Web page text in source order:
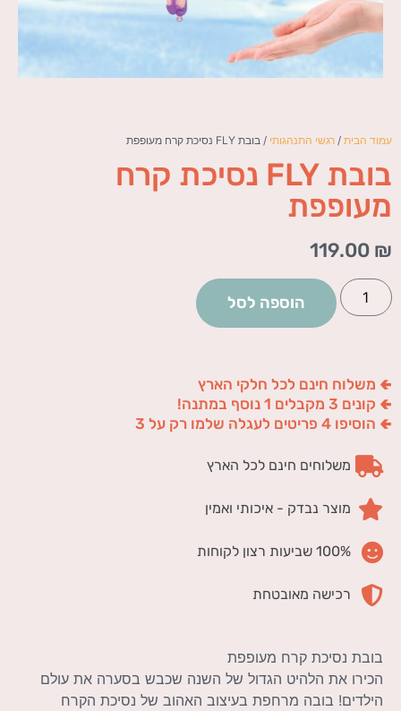
עמוד הבית / רגשי התנהגותי / בובת FLY נסיכת קרח מעופפת
בובת FLY נסיכת קרח
מעופפת
119.00 ₪
הוספה לסל
🢀 משלוח חינם לכל חלקי הארץ
🢀 קונים 3 מקבלים 1 נוסף במתנה!
🢀 הוסיפו 4 פריטים לעגלה שלמו רק על 3
משלוחים חינם לכל הארץ
מוצר נבדק - איכותי ואמין
100% שביעות רצון לקוחות
רכישה מאובטחת
בובת נסיכת קרח מעופפת
הכירו את הלהיט הגדול של השנה שכבש בסערה את עולם
הילדים! בובה מרחפת בעיצוב האהוב של נסיכת הקרח